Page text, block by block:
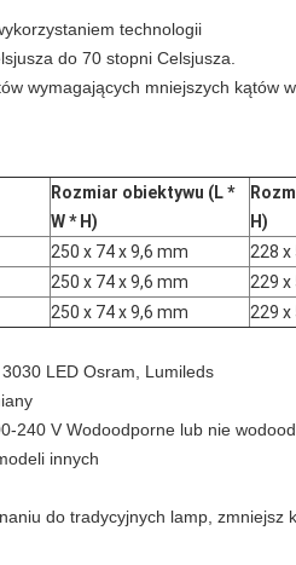
technologii
do 70 stopni Celsjusza.
wymagających mniejszych kątów
Rozmiar obiektywu (L *
W * H)
H)
250 x 74 x 9,6 mm
228 x
250 x 74 x 9,6 mm
229 x
250 x 74 x 9,6 mm
229 x
LED Osram, Lumileds
240 V Wodoodporne lub nie
innych
do tradycyjnych lamp, zmniejsz